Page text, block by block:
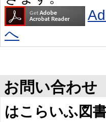
へ
お問い合わせ
はこらいふ図